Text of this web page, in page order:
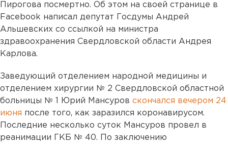
Пирогова посмертно. Об этом на своей странице в
Facebook написал депутат Госдумы Андрей
Альшевских со ссылкой на министра
здравоохранения Свердловской области Андрея
Карлова.
Заведующий отделением народной медицины и
отделением хирургии № 2 Свердловской областной
больницы № 1 Юрий Мансуров скончался вечером 24
июня после того, как заразился коронавирусом.
Последние несколько суток Мансуров провел в
реанимации ГКБ № 40. По заключению